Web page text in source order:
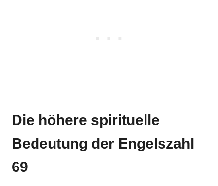
Die höhere spirituelle
Bedeutung der Engelszahl
69